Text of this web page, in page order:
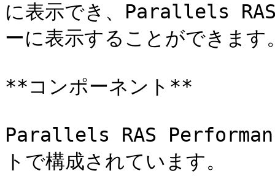
に表示でき、Parallels
ーに表示することができます
**コンポーネント**
Parallels RAS
トで構成されています。